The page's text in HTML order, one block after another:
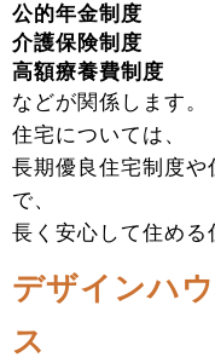
公的年金制度
介護保険制度
高額療養費制度
などが関係します。
住宅については、
長期優良住宅制度や
で、
長く安心して住める
デザインハ
ス